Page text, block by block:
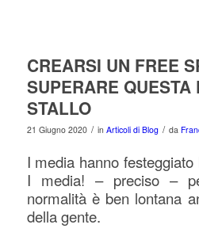
CREARSI UN FREE
SUPERARE QUESTA
STALLO
21 Giugno 2020 / in Articoli di Blog / da
I media hanno
I media! – preciso –
normalità è ben lontana
della gente.